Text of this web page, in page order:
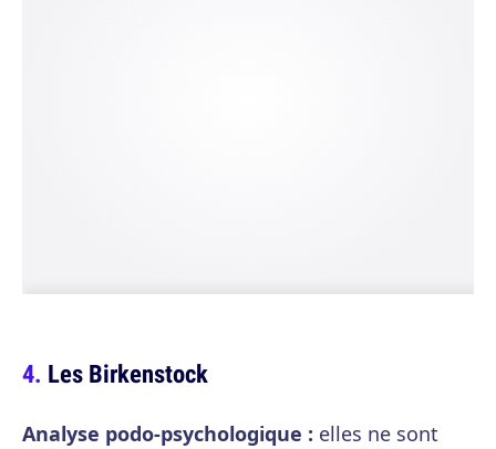
Les Birkenstock
Analyse podo-psychologique : elles ne sont